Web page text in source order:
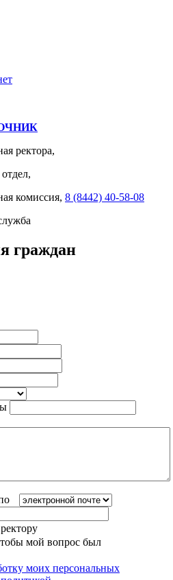
ректора,
комиссия, 8 (8442) 40-58-08
граждан
мой вопрос был
моих персональных